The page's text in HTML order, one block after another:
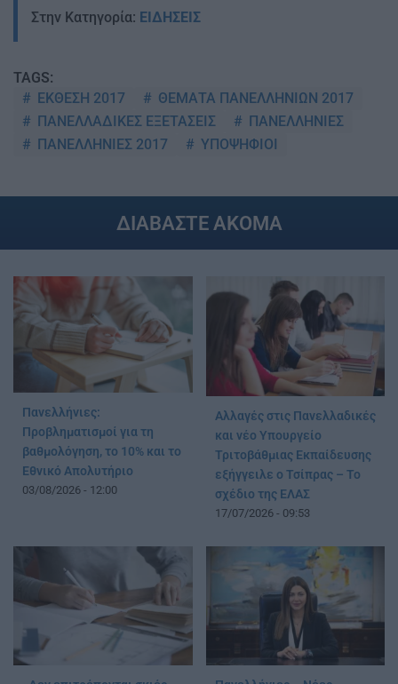
Στην Κατηγορία: ΕΙΔΗΣΕΙΣ
TAGS:
ΕΚΘΕΣΗ 2017
ΘΕΜΑΤΑ ΠΑΝΕΛΛΗΝΙΩΝ 2017
ΠΑΝΕΛΛΑΔΙΚΕΣ ΕΞΕΤΑΣΕΙΣ
ΠΑΝΕΛΛΗΝΙΕΣ
ΠΑΝΕΛΛΗΝΙΕΣ 2017
ΥΠΟΨΗΦΙΟΙ
ΔΙΑΒΑΣΤΕ ΑΚΟΜΑ
Πανελλήνιες:
Προβληματισμοί για τη
βαθμολόγηση, το 10% και το
Εθνικό Απολυτήριο
03/08/2026 - 12:00
Αλλαγές στις Πανελλαδικές
και νέο Υπουργείο
Τριτοβάθμιας Εκπαίδευσης
εξήγγειλε ο Τσίπρας – Το
σχέδιο της ΕΛΑΣ
17/07/2026 - 09:53